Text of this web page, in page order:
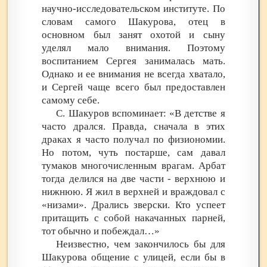
научно-исследовательском институте. По
словам самого Шакурова, отец в
основном был занят охотой и сыну
уделял мало внимания. Поэтому
воспитанием Сергея занималась мать.
Однако и ее внимания не всегда хватало,
и Сергей чаще всего был предоставлен
самому себе.
С. Шакуров вспоминает: «В детстве я
часто дрался. Правда, сначала в этих
драках я часто получал по физиономии.
Но потом, чуть постарше, сам давал
тумаков многочисленным врагам. Арбат
тогда делился на две части - верхнюю и
нижнюю. Я жил в верхней и враждовал с
«низами». Дрались зверски. Кто успеет
притащить с собой накачанных парней,
тот обычно и побеждал…»
Неизвестно, чем закончилось бы для
Шакурова общение с улицей, если бы в